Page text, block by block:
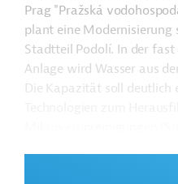
Prag "Pražská
plant eine Modernisierung
Stadtteil Podolí. In der
Anlage wird Wasser aus
Die Kapazität soll deutlich